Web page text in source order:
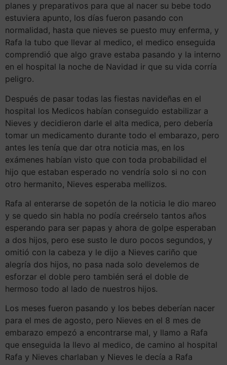
planes y preparativos para que al nacer su bebe todo
estuviera apunto, los días fueron pasando con
normalidad, hasta que nieves se puesto muy enferma, y
Rafa la tubo que llevar al medico, el medico enseguida
comprendió que algo grave estaba pasando y la interno
en el hospital la noche de Navidad ir que su vida corría
peligro.
Después de pasar todas las fiestas navideñas en el
hospital los Medicos habían conseguido estabilizar a
Nieves y decidieron darle el alta medica, pero debería
tomar un medicamento durante todo el embarazo, pero
antes les tenía que dar otra noticia mas, en los
exámenes habían visto que con toda probabilidad el
hijo que estaban esperado no vendría solo si no con
otro hermanito, Nieves esperaba mellizos.
Rafa al enterarse de sopetón de la noticia le dio mareo
y se quedo sin habla no podía creérselo tantos años
esperando para ser papas y ahora de golpe esperaban
a dos hijos, pero ese susto le duro pocos segundos, y
omitió con la cabeza y le dijo a Nieves cariño que
alegría dos hijos, no pasa nada solo develemos de
esforzar el doble pero también será el doble de
hermoso todo al lado de nuestros hijos.
Los meses fueron pasando y los bebes deberían nacer
para el mes de agosto, pero Nieves en el 8 mes de
embarazo empezó a encontrarse mal, y llamo a Rafa
que enseguida la llevo al medico, de camino al hospital
Rafa y Nieves charlaban y Nieves le decía a Rafa